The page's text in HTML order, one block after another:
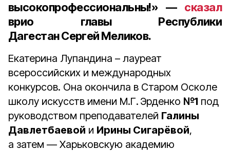
высокопрофессиональны!» — сказал
врио главы Республики
ДагестанСергей Меликов.
Екатерина Лупандина – лауреат
всероссийских и международных
конкурсов. Она окончила в Старом Осколе
школу искусств имени М.Г. Эрденко №1 под
руководством преподавателей Галины
Давлетбаевой и Ирины Сигарёвой,
а затем — Харьковскую академию